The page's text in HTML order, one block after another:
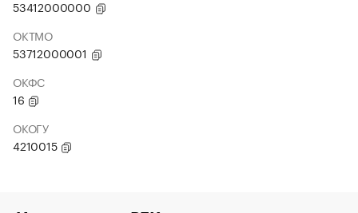
53412000000
ОКТМО
53712000001
ОКФС
16
ОКОГУ
4210015